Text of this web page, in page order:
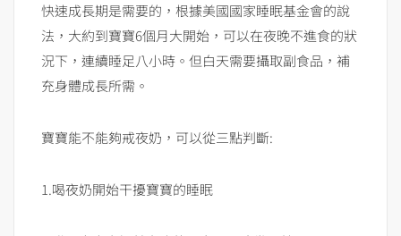
快速成長期是需要的，根據美國國家睡眠基金會的說
法，大約到寶寶6個月大開始，可以在夜晚不進食的狀
況下，連續睡足八小時。但白天需要攝取副食品，補
充身體成長所需。
寶寶能不能夠戒夜奶，可以從三點判斷:
1.喝夜奶開始干擾寶寶的睡眠